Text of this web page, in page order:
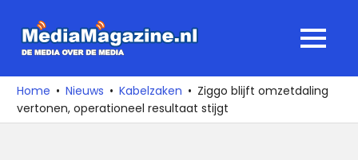
naar
media
over
de
MENU
Home Nieuws Kabelzaken
Ziggo blijft omzetdaling
vertonen, operationeel resultaat stijgt